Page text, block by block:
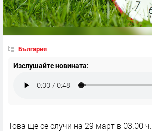
България
Изслушайте новината:
Това ще се случи на 29 март в 03.00 ч.